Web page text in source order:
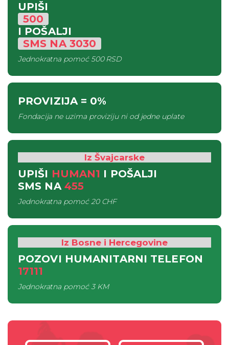
UPIŠI
500
I POŠALJI
SMS NA3030
Jednokratna pomoć500 RSD
PROVIZIJA= 0%
Fondacija ne uzima proviziju ni od jedne uplate
Iz Švajcarske
UPIŠI HUMAN1 I POŠALJI
SMS NA 455
Jednokratna pomoć20 CHF
Iz Bosne i Hercegovine
POZOVI HUMANITARNI TELEFON
17111
Jednokratna pomoć3 KM